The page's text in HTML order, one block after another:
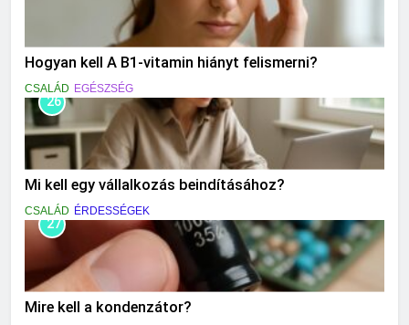
Hogyan kell A B1-vitamin hiányt felismerni?
CSALÁD EGÉSZSÉG
26
Mi kell egy vállalkozás beindításához?
CSALÁD ÉRDESSÉGEK
27
Mire kell a kondenzátor?